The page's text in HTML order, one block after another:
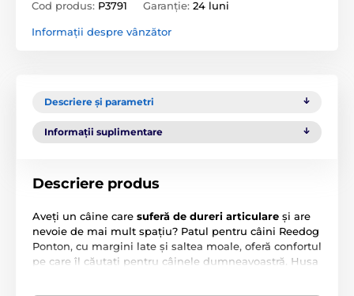
Cod produs: P3791 Garanție: 24 luni
Informații despre vânzător
Descriere și parametri
Informații suplimentare
Descriere produs
Aveți un câine care suferă de dureri articulare și are
nevoie de mai mult spațiu? Patul pentru câini Reedog
Ponton, cu margini late și saltea moale, oferă confortul
pe care îl căutați pentru câinele dumneavoastră. Husa